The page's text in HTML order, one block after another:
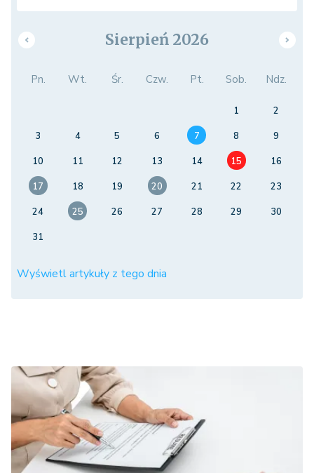
Sierpień 2026
Pn. Wt. Śr. Czw. Pt. Sob. Ndz.
1
2
3
4 5 6 7 8
9
10
11 12 13 14 15
16
17
18 19 20 21 22
23
24
25 26 27 28 29
30
31
Wyświetl artykuły z tego dnia